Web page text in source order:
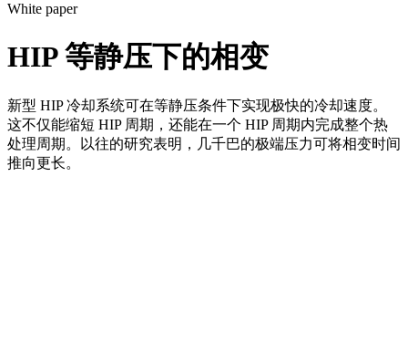
White paper
HIP 等静压下的相变
新型 HIP 冷却系统可在等静压条件下实现极快的冷却速度。
这不仅能缩短 HIP 周期，还能在一个 HIP 周期内完成整个热
处理周期。以往的研究表明，几千巴的极端压力可将相变时间
推向更长。